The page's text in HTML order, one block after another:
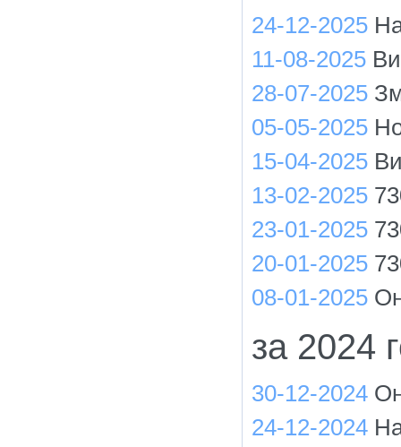
24-12-2025
11-08-2025
28-07-2025
05-05-2025
15-04-2025
13-02-2025
23-01-2025
20-01-2025
08-01-2025
за 2024
30-12-2024
24-12-2024